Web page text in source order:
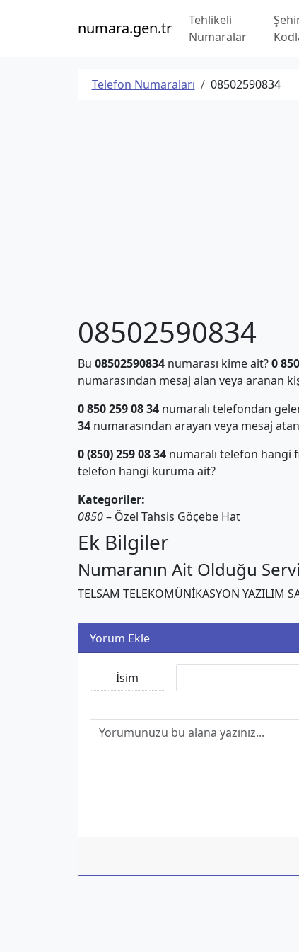
numara.gen.tr
Tehlikeli
Numaralar
Telefon Numaraları 08502590834
08502590834
Bu 08502590834numarası kime ait?0
numarasından mesaj alan veya aranan
0 850 259 08 34numaralı telefondan
34numarasından arayan veya mesaj
0 (850) 259 08 34numaralı telefon hangi
telefon hangi kuruma ait?
Kategoriler:
0850– Özel Tahsis Göçebe Hat
Ek Bilgiler
Numaranın Ait Olduğu
TELSAM TELEKOMÜNİKASYON YAZILIM
Yorum Ekle
İsim